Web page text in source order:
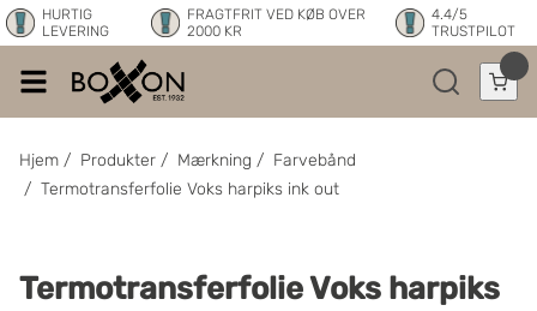
HURTIG
LEVERING
FRAGTFRIT VED KØB OVER
2000 KR
4.4/5
TRUSTPILOT
Hjem / Produkter / Mærkning / Farvebånd
/ Termotransferfolie Voks harpiks ink out
Termotransferfolie Voks harpiks